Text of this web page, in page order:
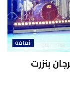
ثقافة
بنزرت